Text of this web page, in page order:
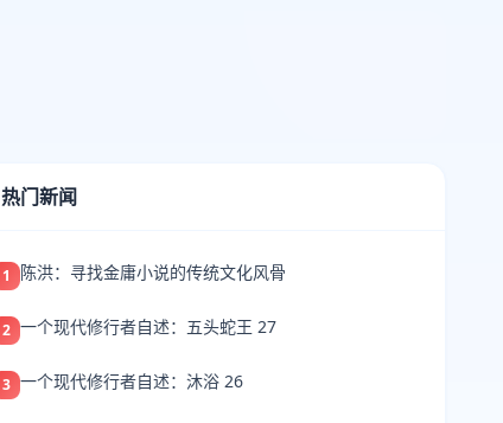
热门新闻
1 陈洪：寻找金庸小说的传统文化风骨
2 一个现代修行者自述：五头蛇王 27
3 一个现代修行者自述：沐浴 26